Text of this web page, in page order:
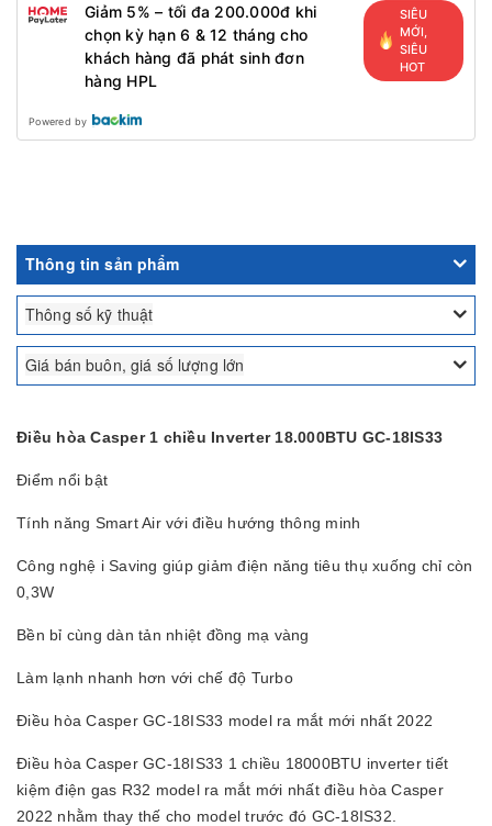
Giảm 5% – tối đa 200.000đ khi
chọn kỳ hạn 6 & 12 tháng cho
khách hàng đã phát sinh đơn
hàng HPL
SIÊU
MỚI,
SIÊU
HOT
Powered by
Thông tin sản phẩm
Thông số kỹ thuật
Giá bán buôn, giá số lượng lớn
Điều hòa Casper 1 chiều Inverter 18.000BTU GC-18IS33
Điểm nổi bật
Tính năng Smart Air với điều hướng thông minh
Công nghệ i Saving giúp giảm điện năng tiêu thụ xuống chỉ còn
0,3W
Bền bỉ cùng dàn tản nhiệt đồng mạ vàng
Làm lạnh nhanh hơn với chế độ Turbo
Điều hòa Casper GC-18IS33 model ra mắt mới nhất 2022
Điều hòa Casper GC-18IS33 1 chiều 18000BTU inverter tiết
kiệm điện gas R32 model ra mắt mới nhất điều hòa Casper
2022 nhằm thay thế cho model trước đó GC-18IS32.